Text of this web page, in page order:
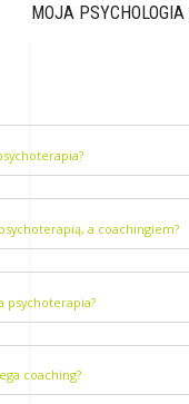
MOJA PSYCHOLOGIA
a coachingiem?
psychoterapia?
coaching?